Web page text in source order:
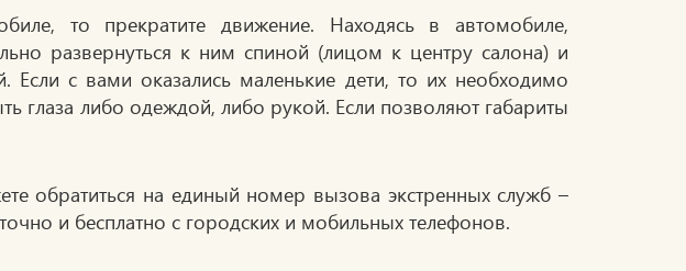
то прекратите движение. Находясь в автомобиле,
развернуться к ним спиной (лицом к центру салона) и
Если с вами оказались маленькие дети, то их необходимо
глаза либо одеждой, либо рукой. Если позволяют габариты
обратиться на единый номер вызова экстренных служб –
и бесплатно с городских и мобильных телефонов.